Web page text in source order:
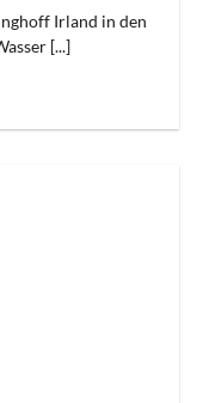
Irland in den
[...]